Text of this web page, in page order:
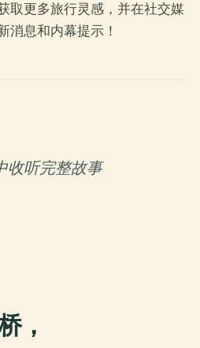
取更多旅行灵感，并在社交媒
消息和内幕提示！
收听完整故事
，